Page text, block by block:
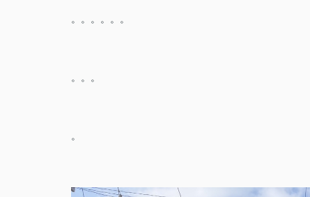
。。。。。。
。。。
。